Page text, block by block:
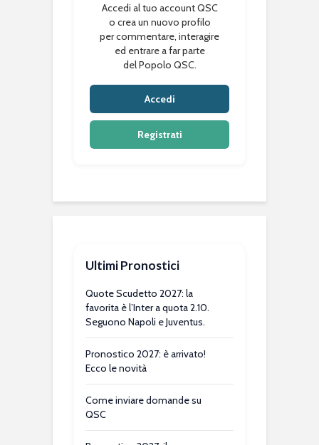
Accedi al tuo account QSC
o crea un nuovo profilo
per commentare, interagire
ed entrare a far parte
del Popolo QSC.
Accedi
Registrati
Ultimi Pronostici
Quote Scudetto 2027: la
favorita è l’Inter a quota 2.10.
Seguono Napoli e Juventus.
Pronostico 2027: è arrivato!
Ecco le novità
Come inviare domande su
QSC